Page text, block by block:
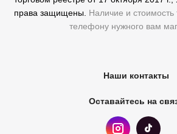
права защищены. Наличие и стоимость
телефону нужного вам
Наши контакты
Оставайтесь на